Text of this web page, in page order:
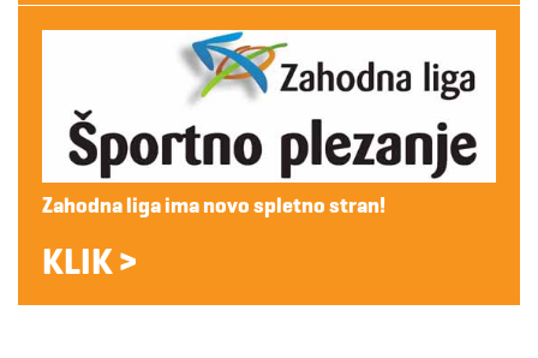
Zahodna liga ima novo spletno stran!
KLIK >